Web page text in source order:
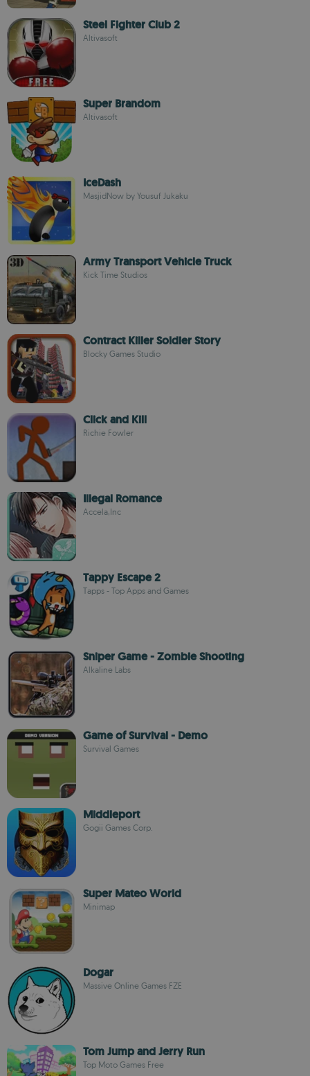
Steel Fighter Club 2
Altivasoft
Super Brandom
Altivasoft
IceDash
MasjidNow by Yousuf Jukaku
Army Transport Vehicle Truck
Kick Time Studios
Contract Killer Soldier Story
Blocky Games Studio
Click and Kill
Richie Fowler
Illegal Romance
Accela,Inc
Tappy Escape 2
Tapps - Top Apps and Games
Sniper Game - Zombie Shooting
Alkaline Labs
Game of Survival - Demo
Survival Games
Middleport
Gogii Games Corp.
Super Mateo World
Minimap
Dogar
Massive Online Games FZE
Tom Jump and Jerry Run
Top Moto Games Free